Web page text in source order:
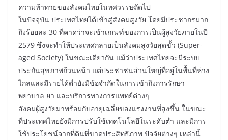
ความท้าทายของสังคมไทยในทศวรรษถัดไป
ในปัจจุบัน ประเทศไทยได้เข้าสู่สังคมสูงวัย โดยมีประชากรมาก
ถึงร้อยละ 30 ที่คาดว่าจะเข้าเกณฑ์ของการเป็นผู้สูงวัยภายในปี
2579 ซึ่งจะทำให้ประเทศกลายเป็นสังคมสูงวัยสุดขั้ว (Super-
aged Society) ในขณะเดียวกัน แม้ว่าประเทศไทยจะมีระบบ
ประกันสุขภาพถ้วนหน้า แต่ประชาชนส่วนใหญ่ที่อยู่ในพื้นที่ห่าง
ไกลและมีรายได้ต่ำยังมีข้อจำกัดในการเข้าถึงการรักษา
พยาบาล ยา และบริการทางการแพทย์ต่างๆ
สังคมผู้สูงวัยมาพร้อมกับอายุเฉลี่ยของแรงงานที่สูงขึ้น ในขณะ
ที่ประเทศไทยยังมีการปรับใช้เทคโนโลยีในระดับต่ำ และมีการ
ใช้ประโยชน์จากที่ดินที่ขาดประสิทธิภาพ ปัจจัยต่างๆ เหล่านี้